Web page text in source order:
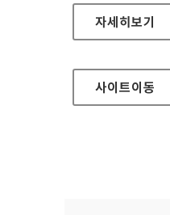
장흥군청
자세히보기
사이트이동